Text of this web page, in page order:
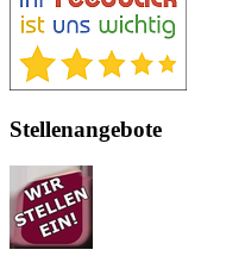
Stellenangebote